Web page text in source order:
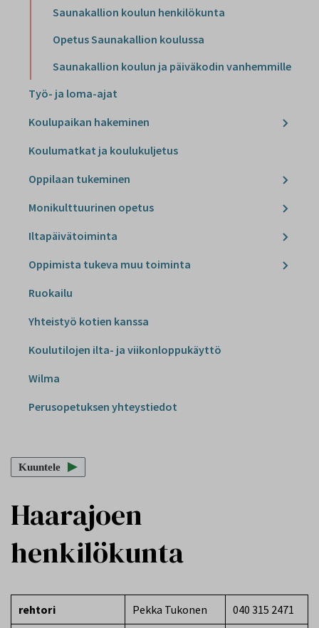
Saunakallion koulun henkilökunta
Opetus Saunakallion koulussa
Saunakallion koulun ja päiväkodin vanhemmille
Työ- ja loma-ajat
Koulupaikan hakeminen
Koulumatkat ja koulukuljetus
Oppilaan tukeminen
Monikulttuurinen opetus
Iltapäivätoiminta
Oppimista tukeva muu toiminta
Ruokailu
Yhteistyö kotien kanssa
Koulutilojen ilta- ja viikonloppukäyttö
Wilma
Perusopetuksen yhteystiedot
Kuuntele
Haarajoen
henkilökunta
rehtori Pekka Tukonen 040 315 2471